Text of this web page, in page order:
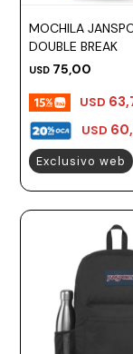
MOCHILA
DOUBLE BREAK
USD 75,00
USD
USD
Exclusivo web